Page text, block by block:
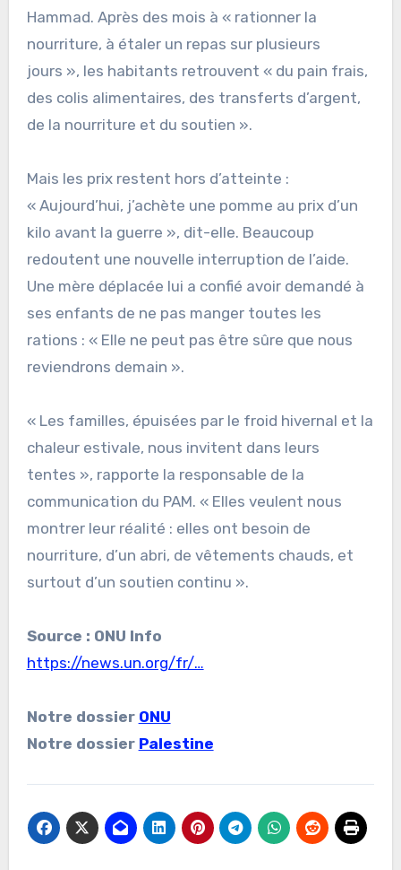
Hammad. Après des mois à « rationner la
nourriture, à étaler un repas sur plusieurs
jours », les habitants retrouvent « du pain frais,
des colis alimentaires, des transferts d’argent,
de la nourriture et du soutien ».
Mais les prix restent hors d’atteinte :
« Aujourd’hui, j’achète une pomme au prix d’un
kilo avant la guerre », dit-elle. Beaucoup
redoutent une nouvelle interruption de l’aide.
Une mère déplacée lui a confié avoir demandé à
ses enfants de ne pas manger toutes les
rations : « Elle ne peut pas être sûre que nous
reviendrons demain ».
« Les familles, épuisées par le froid hivernal et la
chaleur estivale, nous invitent dans leurs
tentes », rapporte la responsable de la
communication du PAM. « Elles veulent nous
montrer leur réalité : elles ont besoin de
nourriture, d’un abri, de vêtements chauds, et
surtout d’un soutien continu ».
Source : ONU Info
https://news.un.org/fr/…
Notre dossier ONU
Notre dossier Palestine